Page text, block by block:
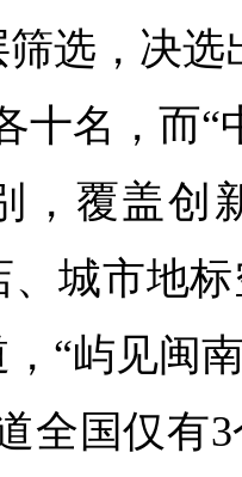
选，决选
十名，而“
，覆盖创
、城市地
“屿见闽
全国仅有